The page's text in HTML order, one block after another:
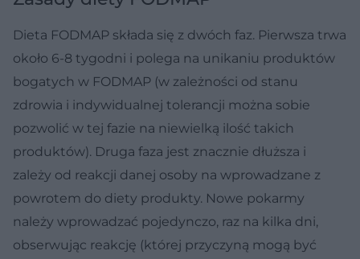
Dieta FODMAP składa się z dwóch faz. Pierwsza trwa
około 6-8 tygodni i polega na unikaniu produktów
bogatych w FODMAP (w zależności od stanu
zdrowia i indywidualnej tolerancji można sobie
pozwolić w tej fazie na niewielką ilość takich
produktów). Druga faza jest znacznie dłuższa i
zależy od reakcji danej osoby na wprowadzane z
powrotem do diety produkty. Nowe pokarmy
należy wprowadzać pojedynczo, raz na kilka dni,
obserwując reakcję (której przyczyną mogą być